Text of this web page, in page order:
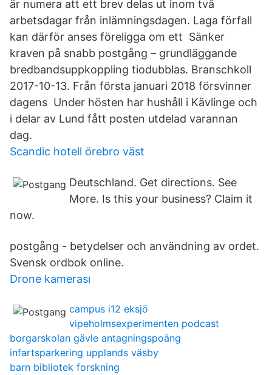
är numera att ett brev delas ut inom två
arbetsdagar från inlämningsdagen. Laga förfall
kan därför anses föreligga om ett Sänker
kraven på snabb postgång – grundläggande
bredbandsuppkoppling tiodubblas. Branschkoll
2017-10-13. Från första januari 2018 försvinner
dagens Under hösten har hushåll i Kävlinge och
i delar av Lund fått posten utdelad varannan
dag.
Scandic hotell örebro väst
Deutschland. Get directions. See
More. Is this your business? Claim it
now.
postgång - betydelser och användning av ordet.
Svensk ordbok online.
Drone kamerası
campus i12 eksjö
vipeholmsexperimenten podcast
borgarskolan gävle antagningspoäng
infartsparkering upplands väsby
barn bibliotek forskning